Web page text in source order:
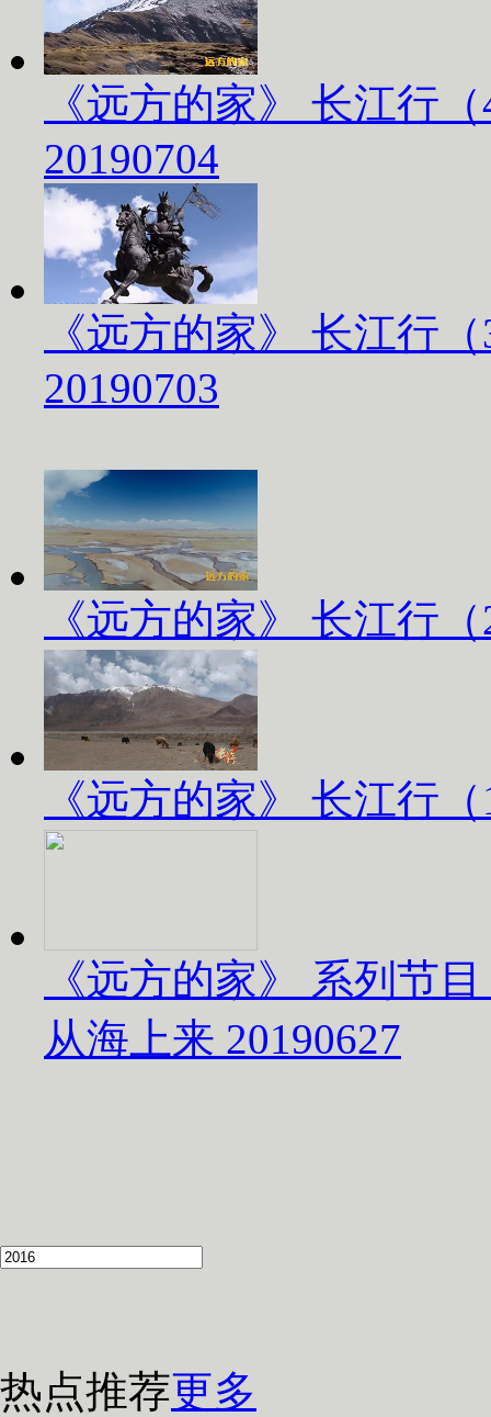
《远方的家》 长江行
20190704
《远方的家》 长江行
20190703
《远方的家》 长江行
《远方的家》 长江行
《远方的家》 系列节
从海上来 20190627
热点推荐更多